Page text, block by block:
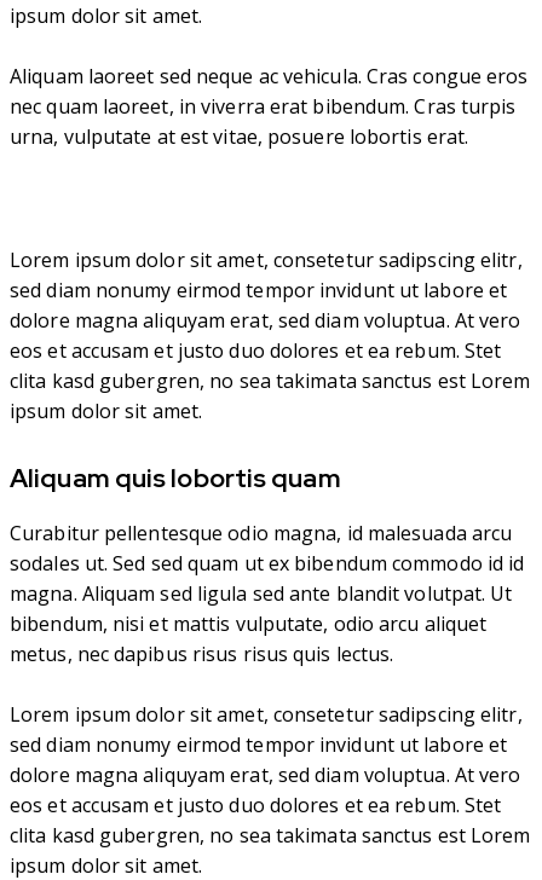
ipsum dolor sit amet.
Aliquam laoreet sed neque ac vehicula. Cras congue eros
nec quam laoreet, in viverra erat bibendum. Cras turpis
urna, vulputate at est vitae, posuere lobortis erat.
Lorem ipsum dolor sit amet, consetetur sadipscing elitr,
sed diam nonumy eirmod tempor invidunt ut labore et
dolore magna aliquyam erat, sed diam voluptua. At vero
eos et accusam et justo duo dolores et ea rebum. Stet
clita kasd gubergren, no sea takimata sanctus est Lorem
ipsum dolor sit amet.
Aliquam quis lobortis quam
Curabitur pellentesque odio magna, id malesuada arcu
sodales ut. Sed sed quam ut ex bibendum commodo id id
magna. Aliquam sed ligula sed ante blandit volutpat. Ut
bibendum, nisi et mattis vulputate, odio arcu aliquet
metus, nec dapibus risus risus quis lectus.
Lorem ipsum dolor sit amet, consetetur sadipscing elitr,
sed diam nonumy eirmod tempor invidunt ut labore et
dolore magna aliquyam erat, sed diam voluptua. At vero
eos et accusam et justo duo dolores et ea rebum. Stet
clita kasd gubergren, no sea takimata sanctus est Lorem
ipsum dolor sit amet.